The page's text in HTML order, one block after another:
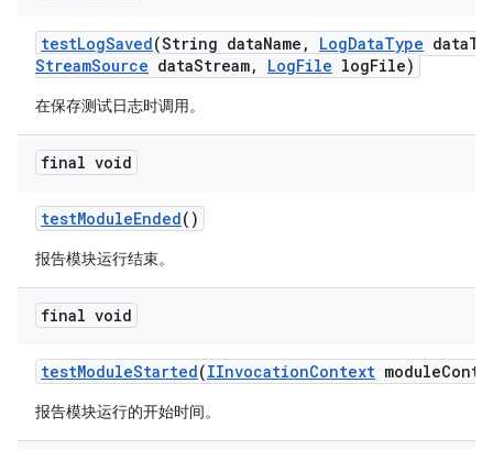
testLogSaved(String dataName , LogDataType data
StreamSource dataStream, LogFile logFile)
在保存测试日志时调用。
final void
testModuleEnded()
报告模块运行结束。
final void
testModuleStarted(IInvocationContext module
报告模块运行的开始时间。